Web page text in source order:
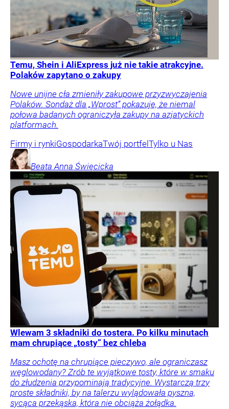
Temu, Shein i AliExpress już nie takie atrakcyjne.
Polaków zapytano o zakupy
Nowe unijne cła zmieniły zakupowe przyzwyczajenia
Polaków. Sondaż dla „Wprost” pokazuje, że niemal
połowa badanych ograniczyła zakupy na azjatyckich
platformach.
Firmy i rynkiGospodarkaTwój portfel Tylko u Nas
Beata Anna Święcicka
Wlewam 3 składniki do tostera. Po kilku minutach
mam chrupiące „tosty” bez chleba
Masz ochotę na chrupiące pieczywo, ale ograniczasz
węglowodany? Zrób te wyjątkowe tosty, które w smaku
do złudzenia przypominają tradycyjne. Wystarczą trzy
proste składniki, by na talerzu wylądowała pyszna,
sycąca przekąska, która nie obciąża żołądka.